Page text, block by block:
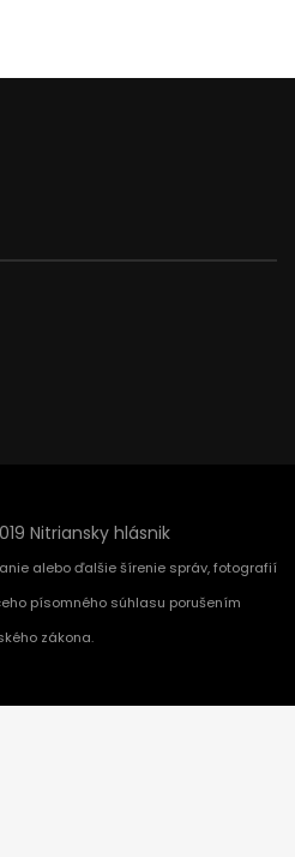
Nitriansky hlásnik
alebo ďalšie šírenie správ, fotografií
písomného súhlasu porušením
zákona.